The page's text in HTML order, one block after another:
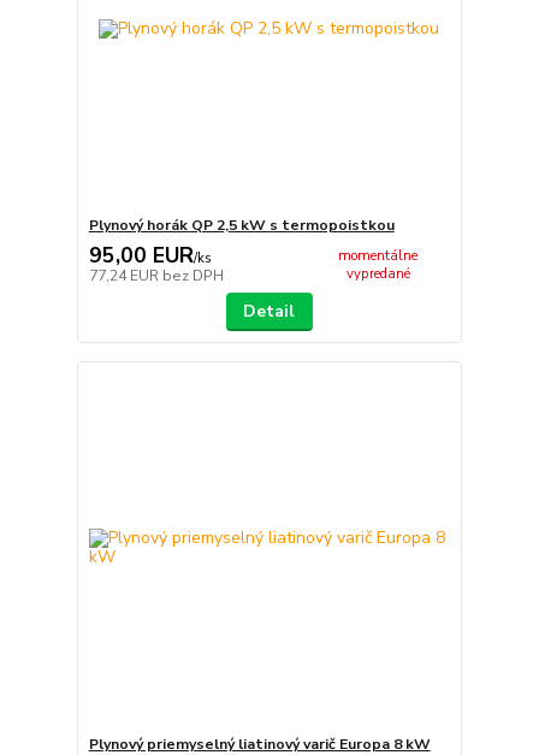
Plynový horák QP 2,5 kW s termopoistkou
95,00 EUR/ks
77,24 EUR bez DPH
momentálne
vypredané
Detail
Plynový priemyselný liatinový varič Europa 8 kW